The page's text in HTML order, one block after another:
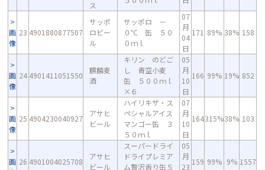
ス
画
像
23 4901880877507
サッポ
ロビー
ル
サッポロ －
０℃ 缶 ５０
０ｍｌ
07
月
04
日
171 89% 38% 158
画
像
24 4901411051550
麒麟麦
酒
キリン のどご
し 青空小麦
缶 ５００ｍｌ
×６
05
月
10
日
166 99% 19% 852
画
像
25 4904230040927
アサヒ
ビール
ハイリキザ・ス
ペシャルアイス
マンゴー缶 ３
５０ｍｌ
07
月
10
日
164315%38% 103
画 26 4901004025708
アサヒ
ビール
スーパードライ
ドライプレミア
ム贅沢香り缶５
05
月
23
159 99% 9% 1557